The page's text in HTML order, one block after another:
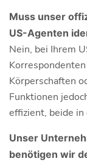
Muss unser
US-Agenten
Nein, bei Ihrem
Körperschaften
Funktionen
effizient, beide in
Unser
benötigen wir